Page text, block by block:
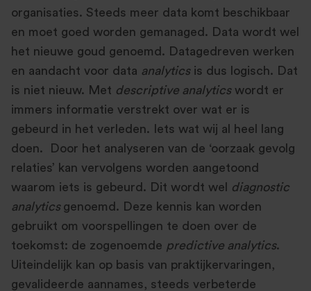
organisaties. Steeds meer data komt beschikbaar
en moet goed worden gemanaged. Data wordt wel
het nieuwe goud genoemd. Datagedreven werken
en aandacht voor data analyticsis dus logisch. Dat
is niet nieuw. Met descriptive analyticswordt er
immers informatie verstrekt over wat er is
gebeurd in het verleden. Iets wat wij al heel lang
doen. Door het analyseren van de ‘oorzaak gevolg
relaties’ kan vervolgens worden aangetoond
waarom iets is gebeurd. Dit wordt wel
diagnostic
analytics genoemd. Deze kennis kan worden
gebruikt om voorspellingen te doen over de
toekomst: de zogenoemde predictive analytics.
Uiteindelijk kan op basis van praktijkervaringen,
gevalideerde aannames, steeds verbeterde